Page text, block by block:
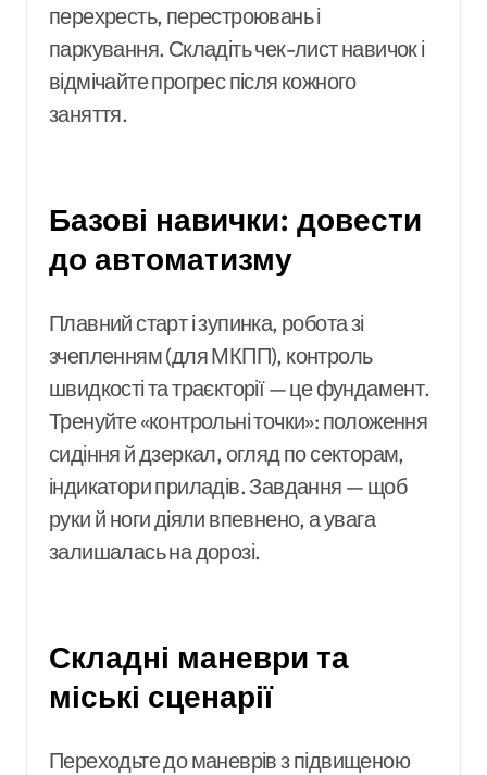
перехресть, перестроювань і
паркування. Складіть чек-лист навичок і
відмічайте прогрес після кожного
заняття.
Базові навички: довести
до автоматизму
Плавний старт і зупинка, робота зі
зчепленням (для МКПП), контроль
швидкості та траєкторії — це фундамент.
Тренуйте «контрольні точки»: положення
сидіння й дзеркал, огляд по секторам,
індикатори приладів. Завдання — щоб
руки й ноги діяли впевнено, а увага
залишалась на дорозі.
Складні маневри та
міські сценарії
Переходьте до маневрів з підвищеною